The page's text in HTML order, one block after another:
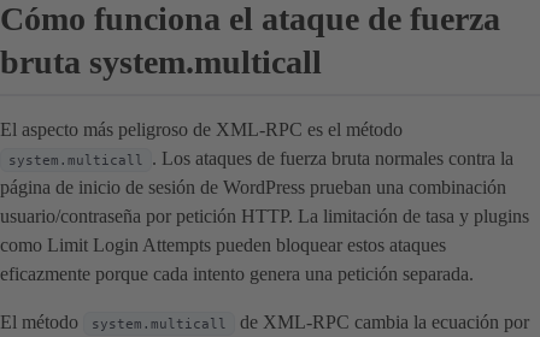
Cómo funciona el ataque de fuerza
bruta system.multicall
El aspecto más peligroso de XML-RPC es el método
system.multicall
. Los ataques de fuerza bruta normales contra la
página de inicio de sesión de WordPress prueban una combinación
usuario/contraseña por petición HTTP. La limitación de tasa y plugins
como Limit Login Attempts pueden bloquear estos ataques
eficazmente porque cada intento genera una petición separada.
El método system.multicall
de XML-RPC cambia la ecuación por